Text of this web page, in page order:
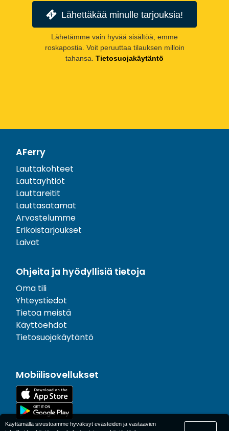
Lähettäkää minulle tarjouksia!
Lähetämme vain hyvää sisältöä, emme
roskapostia. Voit peruuttaa tilauksen milloin
tahansa. Tietosuojakäytäntö
AFerry
Lauttakohteet
Lauttayhtiöt
Lauttareitit
Lauttasatamat
Arvostelumme
Erikoistarjoukset
Laivat
Ohjeita ja hyödyllisiä tietoja
Oma tili
Yhteystiedot
Tietoa meistä
Käyttöehdot
Tietosuojakäytäntö
Mobiilisovellukset
Käyttämällä sivustoamme hyväksyt evästeiden ja vastaavien